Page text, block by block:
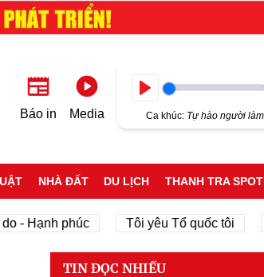
Báo in Media Ca khúc: Tự hào người
NHÀ ĐẤT DU LỊCH THANH TRA
phúc Tôi yêu Tổ quốc tôi
TIN ĐỌC NHIỀU